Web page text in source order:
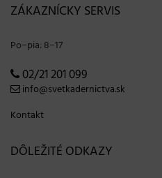
ZÁKAZNÍCKY SERVIS
Po−pia: 8−17
02/21 201 099
info@svetkadernictva.sk
Kontakt
DÔLEŽITÉ ODKAZY